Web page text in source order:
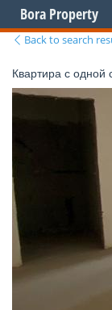
Bora Property
Back to search
Квартира с